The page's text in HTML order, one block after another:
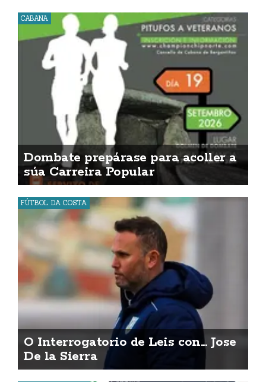
CABANA
Dombate prepárase para acoller a
súa Carreira Popular
FÚTBOL DA COSTA
O Interrogatorio de Leis con... Jose
De la Sierra